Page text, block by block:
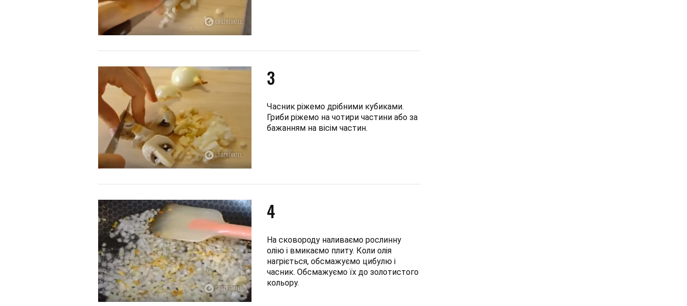
3
Часник ріжемо дрібними кубиками.
Гриби ріжемо на чотири частини або за
бажанням на вісім частин.
4
На сковороду наливаємо рослинну
олію і вмикаємо плиту. Коли олія
нагріється, обсмажуємо цибулю і
часник. Обсмажуємо їх до золотистого
кольору.